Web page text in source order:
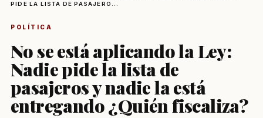
PIDE LA LISTA DE PASAJERO...
POLÍTICA
No se está aplicando la Ley:
Nadie pide la lista de
pasajeros y nadie la está
entregando ¿Quién fiscaliza?